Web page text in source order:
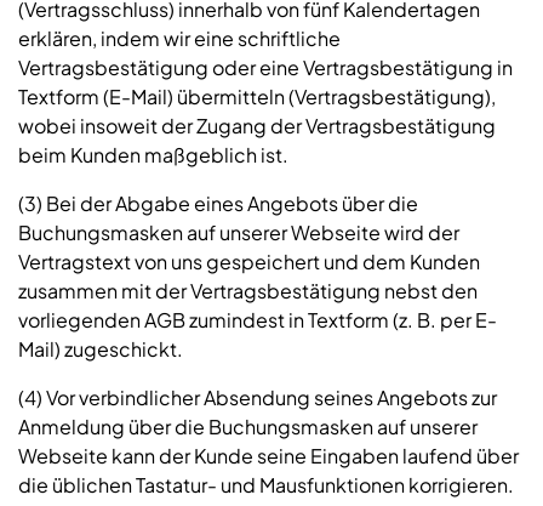
(Vertragsschluss) innerhalb von fünf Kalendertagen
erklären, indem wir eine schriftliche
Vertragsbestätigung oder eine Vertragsbestätigung in
Textform (E-Mail) übermitteln (Vertragsbestätigung),
wobei insoweit der Zugang der Vertragsbestätigung
beim Kunden maßgeblich ist.
(3) Bei der Abgabe eines Angebots über die
Buchungsmasken auf unserer Webseite wird der
Vertragstext von uns gespeichert und dem Kunden
zusammen mit der Vertragsbestätigung nebst den
vorliegenden AGB zumindest in Textform (z. B. per E-
Mail) zugeschickt.
(4) Vor verbindlicher Absendung seines Angebots zur
Anmeldung über die Buchungsmasken auf unserer
Webseite kann der Kunde seine Eingaben laufend über
die üblichen Tastatur- und Mausfunktionen korrigieren.